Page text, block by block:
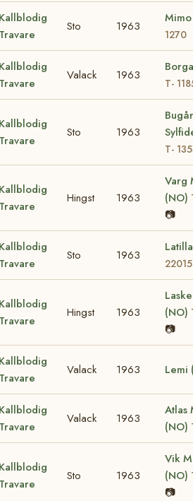
Kallblodig
Travare
Sto 1963
1270
Kallblodig
Travare
Valack 1963
T-
Kallblodig
Travare
Sto 1963
T-
Kallblodig
Travare
Hingst 1963
Varg
(NO)
📷
Kallblodig
Travare
Sto 1963
22015
Kallblodig
Travare
Hingst 1963
(NO)
📷
Kallblodig
Travare
Valack 1963 Lemi
Kallblodig
Travare
Valack 1963
Atlas
(NO)
Kallblodig
Travare
Sto 1963
Vik
(NO)
📷